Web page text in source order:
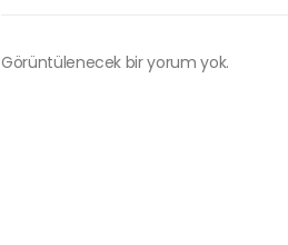
Görüntülenecek bir yorum yok.